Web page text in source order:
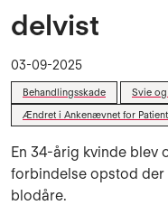
delvist
03-09-2025
Behandlingsskade
Svie og
Ændret i Ankenævnet for
En 34-årig kvinde blev
forbindelse opstod
blodåre.